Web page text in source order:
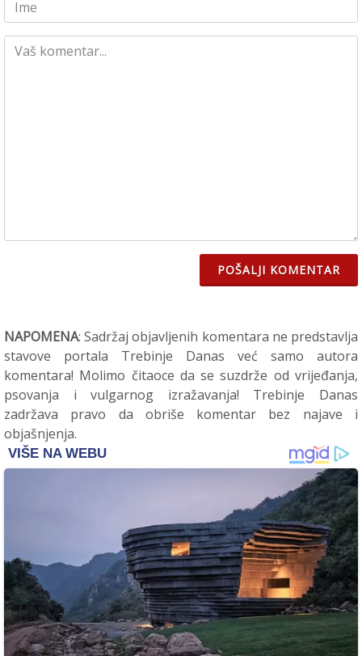
POŠALJI KOMENTAR
NAPOMENA: Sadržaj objavljenih komentara ne predstavlja
stavove portala Trebinje Danas već samo autora
komentara! Molimo čitaoce da se suzdrže od vrijeđanja,
psovanja i vulgarnog izražavanja! Trebinje Danas
zadržava pravo da obriše komentar bez najave i
objašnjenja.